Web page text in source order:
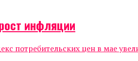
инфляции
цен в мае